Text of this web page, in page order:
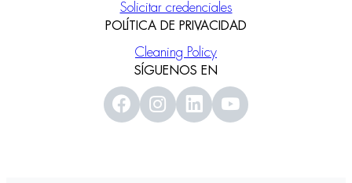
Solicitar credenciales
POLÍTICA DE PRIVACIDAD
Cleaning Policy
SÍGUENOS EN